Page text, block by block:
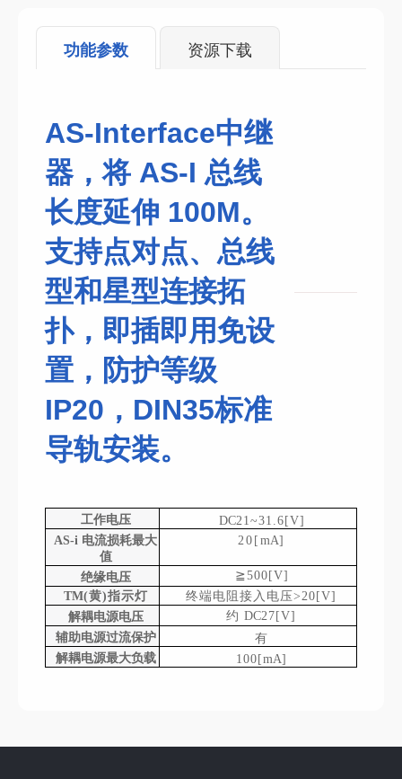
功能参数 资源下载
AS-Interface中继
器，将 AS-I 总线
长度延伸 100M。
支持点对点、总线
型和星型连接拓
扑，即插即用免设
置，防护等级
IP20，DIN35标准
导轨安装。
工作电压 DC21~31.6[V]
AS-i 电流损耗最大
值
20[ mA]
绝缘电压 ≧500[V]
TM(黄)指示灯 终端电阻接入电压>20[V]
解耦电源电压
约 DC27[V]
辅助电源过流保护
有
解耦电源最大负载
100[mA]